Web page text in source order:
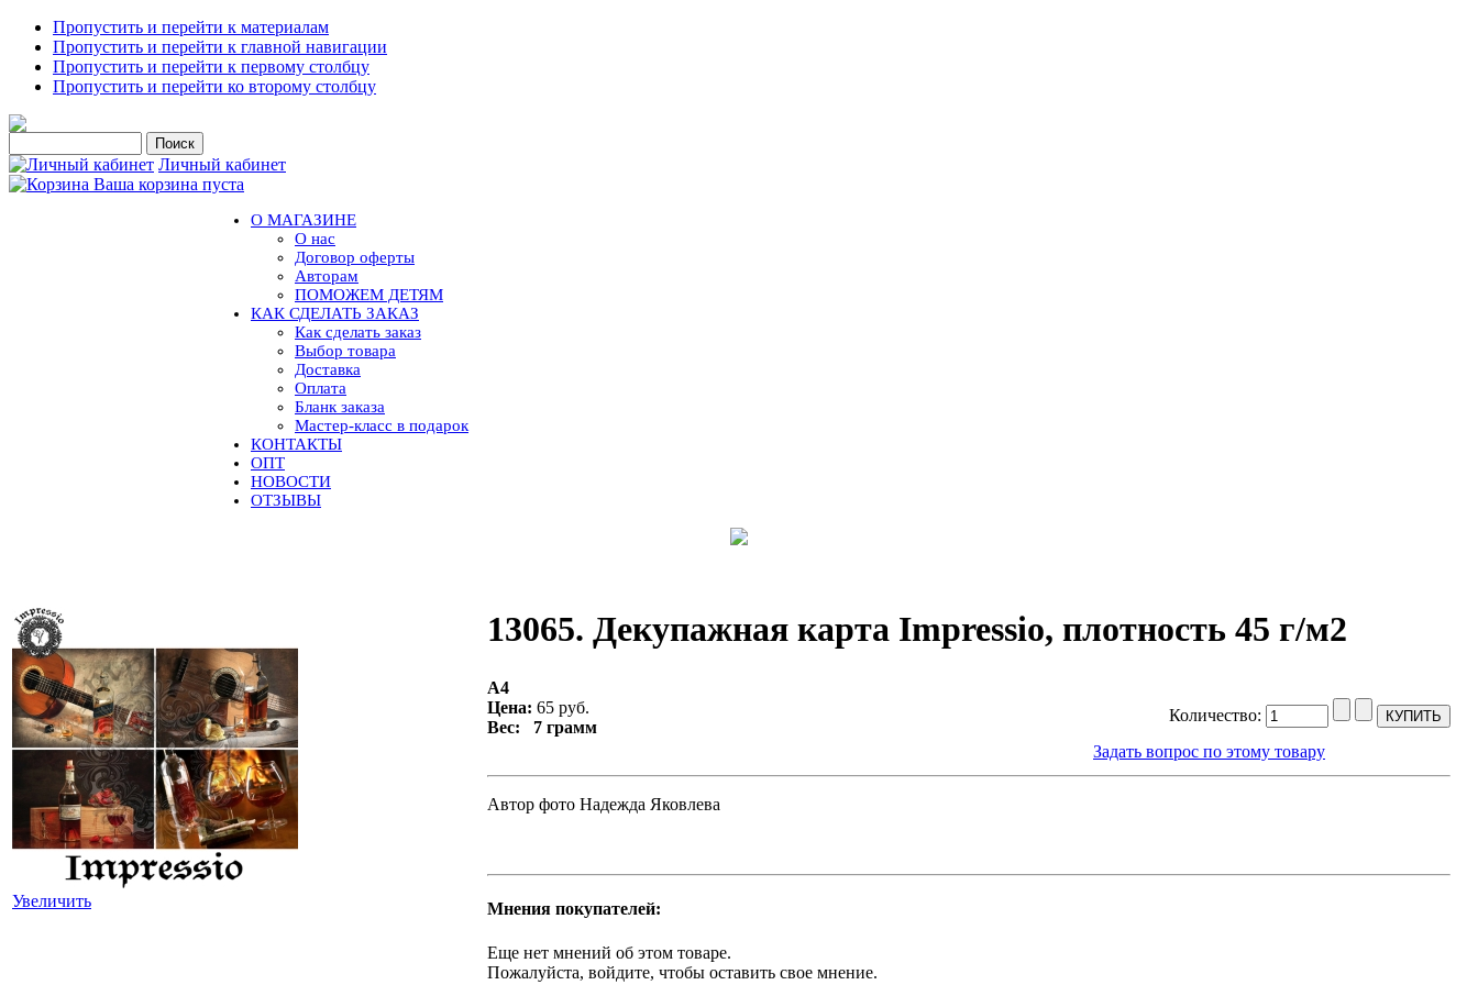
Пропустить и перейти к материалам
Пропустить и перейти к главной навигации
Пропустить и перейти к первому столбцу
Пропустить и перейти ко второму столбцу
Личный кабинет
Ваша корзина пуста
О МАГАЗИНЕ
О нас
Договор оферты
Авторам
ПОМОЖЕМ ДЕТЯМ
КАК СДЕЛАТЬ ЗАКАЗ
Как сделать заказ
Выбор товара
Доставка
Оплата
Бланк заказа
Мастер-класс в подарок
КОНТАКТЫ
ОПТ
НОВОСТИ
ОТЗЫВЫ
Увеличить
13065. Декупажная карта Impressio, плотность 45 г/м2
А4
Цена: 65 руб.
Вес: 7 грамм
Количество:
Задать вопрос по этому товару
Автор фото Надежда Яковлева
Мнения покупателей:
Еще нет мнений об этом товаре.
Пожалуйста, войдите, чтобы оставить свое мнение.